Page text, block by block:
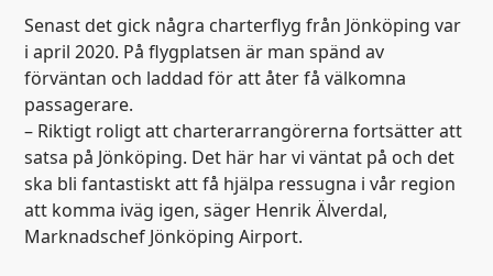
Senast det gick några charterflyg från Jönköping var
i april 2020. På flygplatsen är man spänd av
förväntan och laddad för att åter få välkomna
passagerare.
– Riktigt roligt att charterarrangörerna fortsätter att
satsa på Jönköping. Det här har vi väntat på och det
ska bli fantastiskt att få hjälpa ressugna i vår region
att komma iväg igen, säger Henrik Älverdal,
Marknadschef Jönköping Airport.